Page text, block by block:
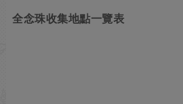
全念珠收集地點一覽表